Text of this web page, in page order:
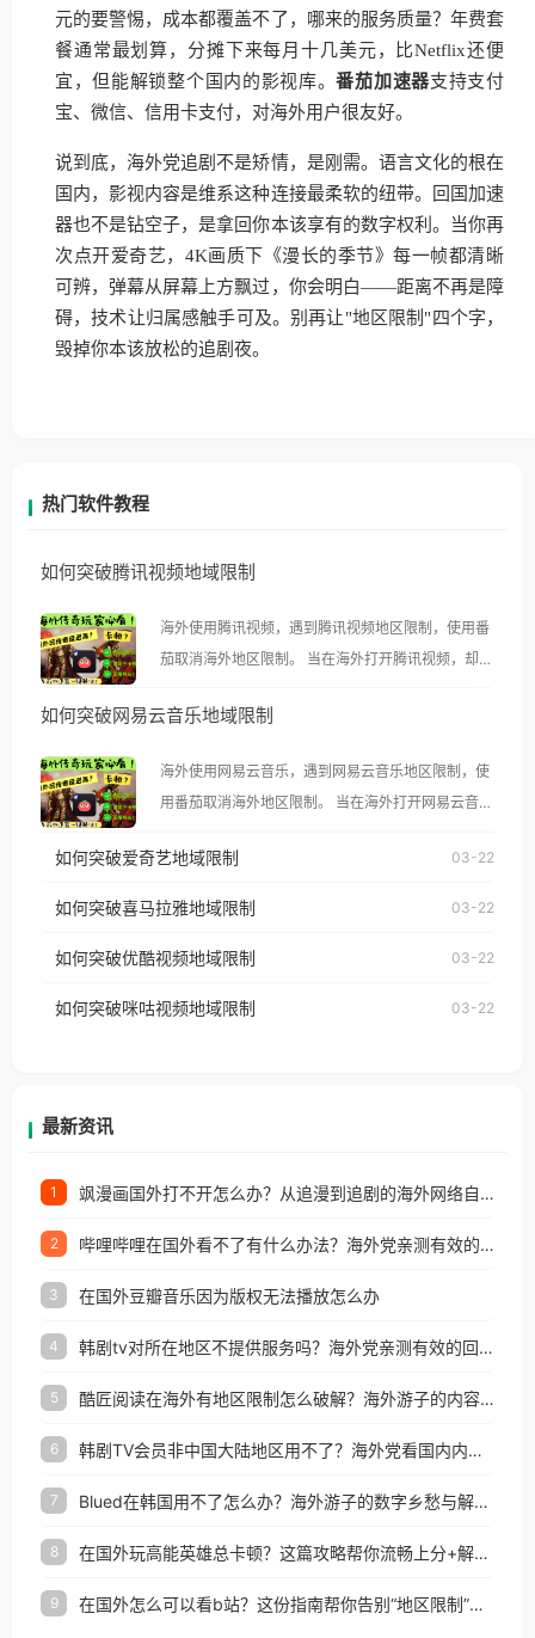
元的要警惕，成本都覆盖不了，哪来的服务质量？年费套
餐通常最划算，分摊下来每月十几美元，比Netflix还便
宜，但能解锁整个国内的影视库。番茄加速器支持支付
宝、微信、信用卡支付，对海外用户很友好。
说到底，海外党追剧不是矫情，是刚需。语言文化的根在
国内，影视内容是维系这种连接最柔软的纽带。回国加速
器也不是钻空子，是拿回你本该享有的数字权利。当你再
次点开爱奇艺，4K画质下《漫长的季节》每一帧都清晰
可辨，弹幕从屏幕上方飘过，你会明白——距离不再是障
碍，技术让归属感触手可及。别再让"地区限制"四个字，
毁掉你本该放松的追剧夜。
热门软件教程
如何突破腾讯视频地域限制
海外使用腾讯视频，遇到腾讯视频地区限制，使用番
茄取消海外地区限制。 当在海外打开腾讯视频，却突
示语。 海外用户如香港、澳门、台湾、美国、加拿
像其他音乐平台一样，出现地区及版权限制问题，且
仅能在中国大陆地区播放。 遇到这个问题的朋友们，
使用番茄回国加速器，即可解决「海外用户收听腾讯
台湾、美国、加拿大、澳大利亚、欧洲等国家和地区
权限制所困扰。
如何突破网易云音乐地域限制
海外使用网易云音乐，遇到网易云音乐地区限制，使
用番茄取消海外地区限制。 当在海外打开网易云音
播放”的提示语。 海外用户如香港、澳门、台湾、美
国、加拿大、澳大利亚、欧洲等国家和地区时，网易
制问题，且仅能在中国大陆地区播放。 遇到这个问题
户收听网易云音乐地区版权限制」的问题，无论人在
如何突破爱奇艺地域限制 03-22
如何突破喜马拉雅地域限制 03-22
如何突破优酷视频地域限制 03-22
如何突破咪咕视频地域限制 03-22
最新资讯
1 飒漫画国外打不开怎么办？从追漫到追剧的海外网络自由之路
2 哔哩哔哩在国外看不了有什么办法？海外党亲测有效的回国加速解决方案
3 在国外豆瓣音乐因为版权无法播放怎么办
4 韩剧tv对所在地区不提供服务吗？海外党亲测有效的回国加速解决方案
5 酷匠阅读在海外有地区限制怎么破解？海外游子的内容归乡路
6 韩剧TV会员非中国大陆地区用不了？海外党看国内内容的加速器选择指南
7 Blued在韩国用不了怎么办？海外游子的数字乡愁与解决方案
8 在国外玩高能英雄总卡顿？这篇攻略帮你流畅上分+解锁国内影音自由
9 在国外怎么可以看b站？这份指南帮你告别“地区限制”的烦恼